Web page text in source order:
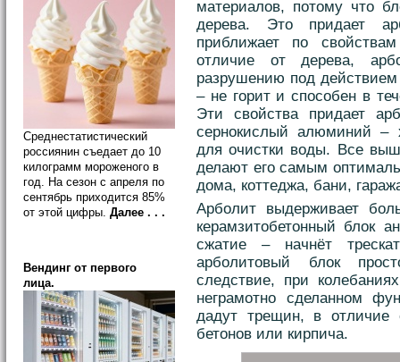
Среднестатистический
россиянин съедает до 10
килограмм мороженого в
год. На сезон с апреля по
сентябрь приходится 85%
от этой цифры. Далее . . .
Вендинг от первого
лица.
материалов, потому что
дерева. Это придает
приближает по
отличие от дерева,
разрушению под действием
– не горит и способен в
Эти свойства придает
сернокислый алюминий –
для очистки воды. Все
делают его самым
дома, коттеджа, бани,
Арболит выдерживает
керамзитобетонный блок
сжатие – начнёт
арболитовый блок
следствие, при
неграмотно сделанном
дадут трещин, в отличие
бетонов или кирпича.